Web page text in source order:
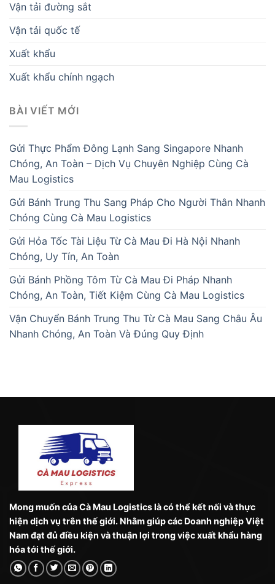
Vận tải đường sắt
Vận tải quốc tế
Xuất khẩu
Xuất khẩu chính ngạch
BÀI VIẾT MỚI
Gửi Thực Phẩm Đông Lạnh Sang Singapore Nhanh
Chóng, An Toàn – Dịch Vụ Chuyên Nghiệp Cùng Cà
Mau Logistics
Gửi Bánh Trung Thu Sang Pháp Cho Người Thân Nhanh
Chóng Cùng Cà Mau Logistics
Gửi Hỏa Tốc Tài Liệu Từ Cà Mau Đi Hà Nội Nhanh
Chóng, Uy Tín, An Toàn
Gửi Bánh Phồng Tôm Từ Cà Mau Đi Pháp Nhanh
Chóng, An Toàn, Tiết Kiệm Cùng Cà Mau Logistics
Vận Chuyển Bánh Trung Thu Từ Cà Mau Sang Châu Âu
Nhanh Chóng, An Toàn Và Đúng Quy Định
Mong muốn của Cà Mau Logistics là có thể kết nối và thực
hiện dịch vụ trên thế giới. Nhằm giúp các Doanh nghiệp Việt
Nam đạt đủ điều kiện và thuận lợi trong việc xuất khẩu hàng
hóa tới thế giới.